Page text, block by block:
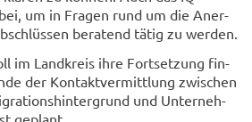
um in Fra­gen rund um die An­er­
be­ra­tend tätig zu wer­den.
im Land­kreis ihre Fort­set­zung fin­
der Kon­takt­ver­mitt­lung zwi­schen
und Un­ter­neh­
ge­plant.